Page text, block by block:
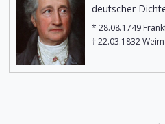
deutscher
* 28.08.1749
† 22.03.1832